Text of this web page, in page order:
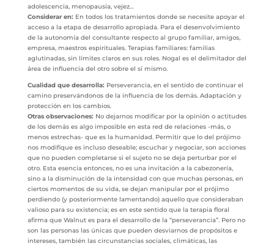
adolescencia, menopausia, vejez…
Considerar en:En todos los tratamientos donde se necesite apoyar el
acceso a la etapa de desarrollo apropiada. Para el desenvolvimiento
de la autonomía del consultante respecto al grupo familiar, amigos,
empresa, maestros espirituales. Terapias familiares: familias
aglutinadas, sin límites claros en sus roles. Nogal es el delimitador del
área de influencia del otro sobre el sí mismo.
Cualidad que desarrolla:Perseverancia, en el sentido de continuar el
camino preservándonos de la influencia de los demás. Adaptación y
protección en los cambios.
Otras observaciones:No dejarnos modificar por la opinión o actitudes
de los demás es algo imposible en esta red de relaciones -más, o
menos estrechas- que es la humanidad. Permitir que lo del prójimo
nos modifique es incluso deseable; escuchar y negociar, son acciones
que no pueden completarse si el sujeto no se deja perturbar por el
otro. Esta esencia entonces, no es una invitación a la cabezonería,
sino a la disminución de la intensidad con que muchas personas, en
ciertos momentos de su vida, se dejan manipular por el prójimo
perdiendo (y posteriormente lamentando) aquello que consideraban
valioso para su existencia; es en este sentido que la terapia floral
afirma que Walnut es para el desarrollo de la “perseverancia”. Pero no
son las personas las únicas que pueden desviarnos de propósitos e
intereses, también las circunstancias sociales, climáticas, las